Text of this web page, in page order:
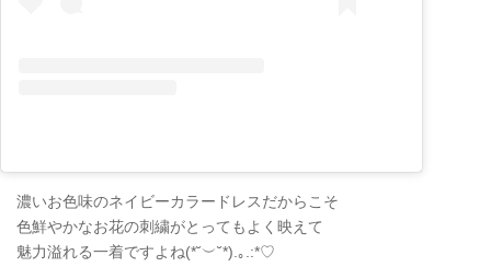
濃いお色味のネイビーカラードレスだからこそ
色鮮やかなお花の刺繍がとってもよく映えて
魅力溢れる一着ですよね(*˘︶˘*) ｡ .:*♡